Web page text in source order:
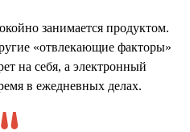
занимается продуктом.
«отвлекающие факторы»
на себя, а электронный
в ежедневных делах.